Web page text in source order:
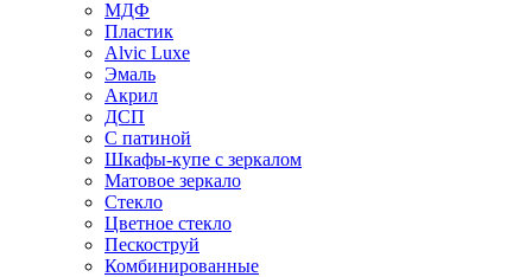
МДФ
Пластик
Alvic Luxe
Эмаль
Акрил
ДСП
С патиной
Шкафы-купе с зеркалом
Матовое зеркало
Стекло
Цветное стекло
Пескоструй
Комбинированные